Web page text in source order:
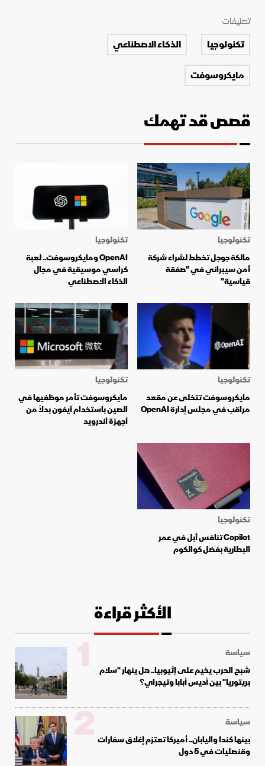
تصنيفات
تكنولوجيا
الذكاء الاصطناعي
مايكروسوفت
قصص قد تهمك
تكنولوجيا
مالكة جوجل تخطط لشراء شركة
أمن سيبراني في "صفقة
قياسية"
تكنولوجيا
OpenAI ومايكروسوفت.. لعبة
كراسي موسيقية في مجال
الذكاء الاصطناعي
تكنولوجيا
مايكروسوفت تتخلى عن مقعد
مراقب في مجلس إدارة OpenAI
تكنولوجيا
مايكروسوفت تأمر موظفيها في
الصين باستخدام آيفون بدلاً من
أجهزة أندرويد
تكنولوجيا
Copilot تنافس أبل في عمر
البطارية بفضل كوالكوم
الأكثر قراءة
سياسة
شبح الحرب يخيم على إثيوبيا.. هل ينهار "سلام
بريتوريا" بين أديس أبابا وتيجراي؟
1
سياسة
بينها كندا واليابان.. أميركا تعتزم إغلاق سفارات
وقنصليات في 5 دول
2